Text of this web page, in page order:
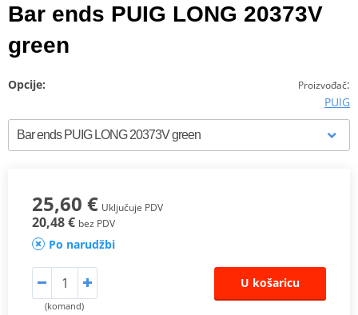
Bar ends PUIG LONG 20373V
green
Proizvođač:
PUIG
Opcije:
25,60 € Uključuje PDV
20,48 € bez PDV
Po narudžbi
(komand)
U košaricu